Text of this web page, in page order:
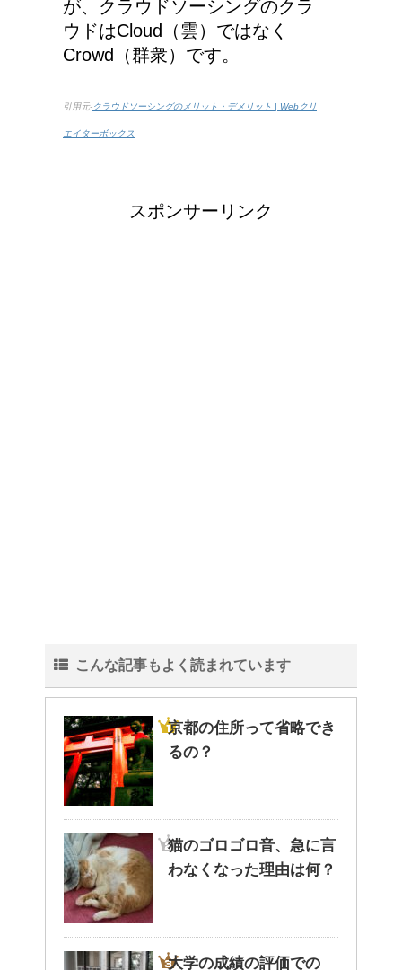
が、クラウドソーシングのクラ
ウドはCloud（雲）ではなく
Crowd（群衆）です。
引用元-クラウドソーシングのメリット・デメリット | Webクリ
エイターボックス
スポンサーリンク
こんな記事もよく読まれています
京都の住所って省略でき
るの？
猫のゴロゴロ音、急に言
わなくなった理由は何？
大学の成績の評価での